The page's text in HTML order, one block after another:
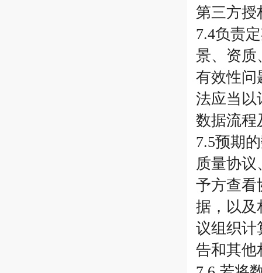
第三方授
7.4负责
景、资质
有效性问
法应当以
数据流程
7.5预期
质量协
予方查看
据，以及
议组织计
告和其他